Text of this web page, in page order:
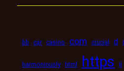
bb car casino com crucial d
harmoniously html https ii